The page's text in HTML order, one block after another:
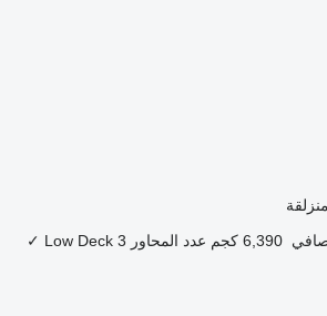
6,390 كجم عدد المحاور 3
Low Deck
✓